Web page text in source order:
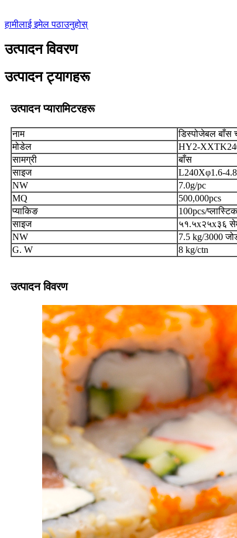
हामीलाई इमेल पठाउनुहोस्
उत्पादन विवरण
उत्पादन ट्यागहरू
उत्पादन प्यारामिटरहरू
नाम
डिस्पोजेबल बाँस
मोडेल
HY2-
सामग्री
बाँस
साइज
L240Xφ1.6-
NW
7.0g/pc
MQ
500,000pcs
प्याकिङ
100pcs/
साइज
५१.५x२५x३६
NW
7.5 kg/3000
G. W
8 kg/ctn
उत्पादन विवरण